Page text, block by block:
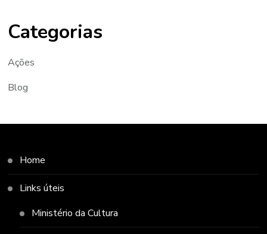
Categorias
Ações
Blog
Home
Links úteis
Ministério da Cultura